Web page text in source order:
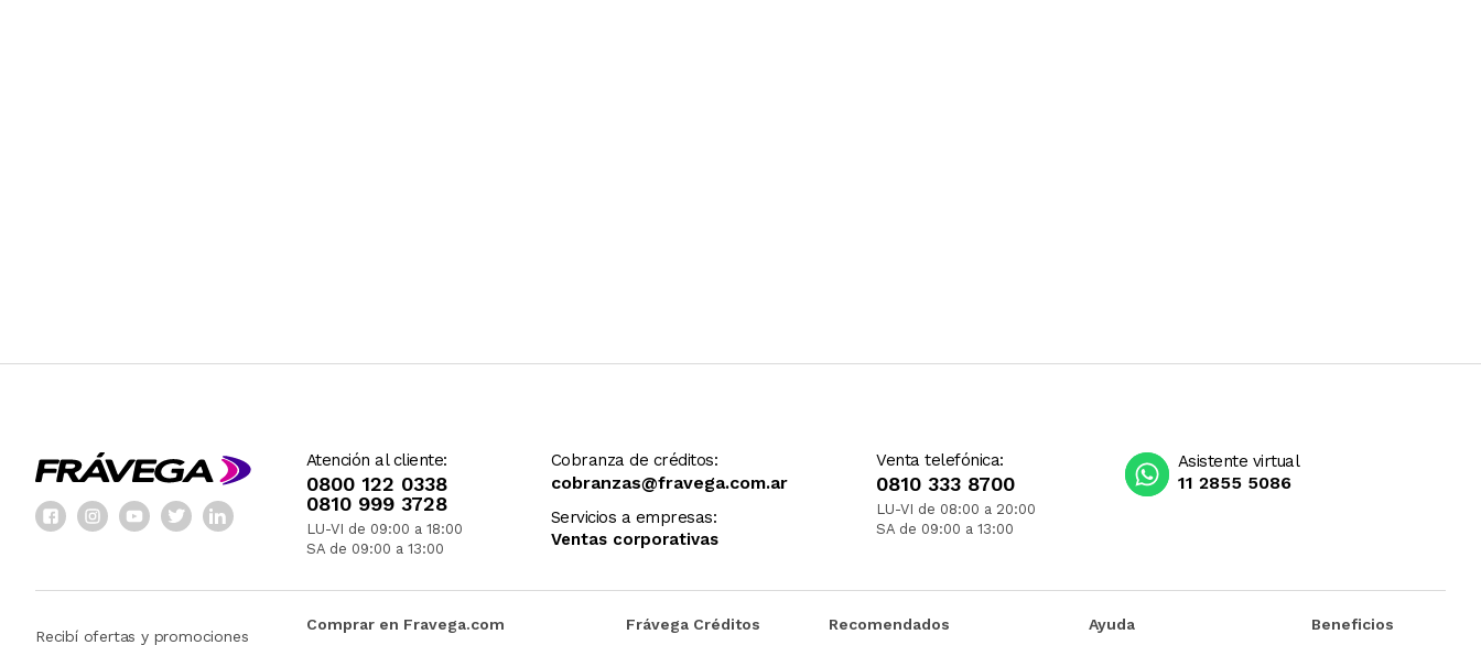
Atención al cliente:
0800 122 0338
0810 999 3728
LU-VI de 09:00 a 18:00
SA de 09:00 a 13:00
Cobranza de créditos:
cobranzas@fravega.com.ar
Servicios a empresas:
Ventas corporativas
Venta telefónica:
0810 333 8700
LU-VI de 08:00 a 20:00
SA de 09:00 a 13:00
Asistente virtual
11 2855 5086
Recibí ofertas y promociones
Comprar en Fravega.com Frávega Créditos Recomendados Ayuda Beneficios